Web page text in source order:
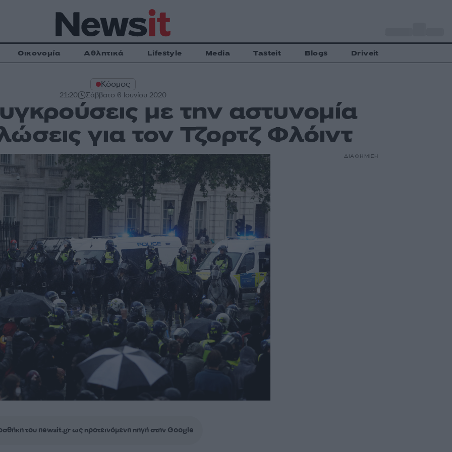
Οικονομία Αθλητικά Lifestyle Media Tasteit Blogs Driveit
Κόσμος
21:20 Σάββατο 6 Ιουνίου 2020
με την αστυνομία
για τον Τζορτζ Φλόιντ
του newsit.gr ως προτεινόμενη πηγή στην Google
ΔΙΑΦΗΜΙΣΗ